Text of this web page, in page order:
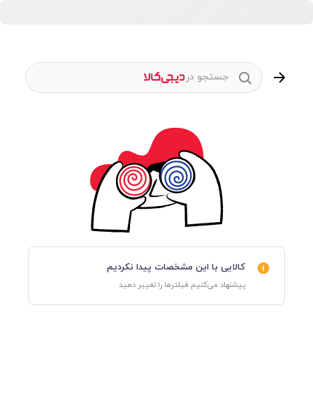
جستجو در
کالایی با این مشخصات پیدا نکردیم
پیشنهاد می‌کنیم فیلترها را تغییر دهید